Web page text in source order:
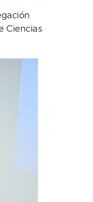
Ciencias